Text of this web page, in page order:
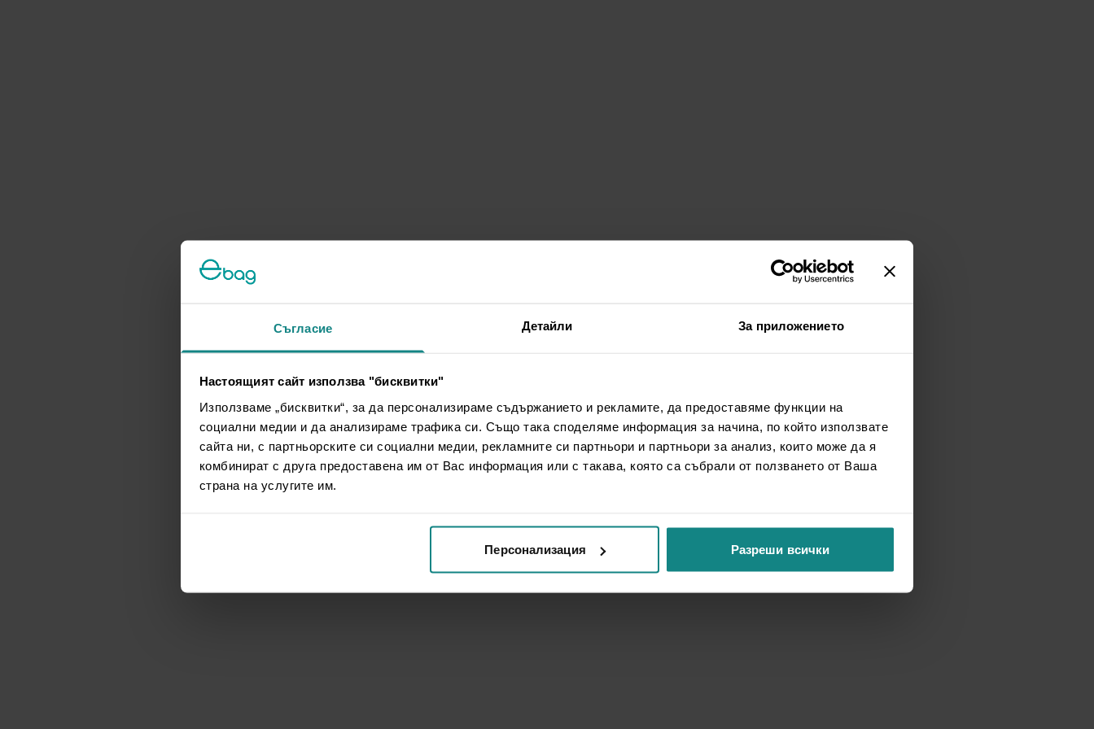
Съгласие Детайли За приложението
Настоящият сайт използва "бисквитки"
Използваме „бисквитки“, за да персонализираме съдържанието и рекламите, да предоставяме функции на
социални медии и да анализираме трафика си. Също така споделяме информация за начина, по който използвате
сайта ни, с партньорските си социални медии, рекламните си партньори и партньори за анализ, които може да я
комбинират с друга предоставена им от Вас информация или с такава, която са събрали от ползването от Ваша
страна на услугите им.
Персонализация Разреши всички